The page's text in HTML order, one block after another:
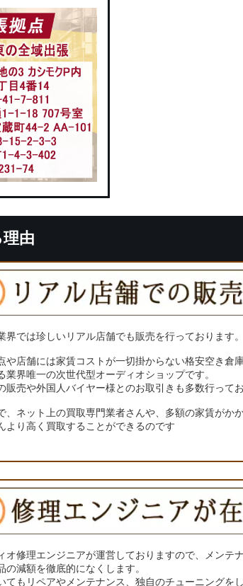
由
界では珍しいリアル店舗でも販売を行っております。
や店舗には家賃コストが一切掛からない格安空き倉
業界唯一の次世代型オーディオショップです。
販売や外国人バイヤー様とのお取引きも多数行ってお
、ネット上の買取専門業者さんや、多額の家賃がか
より高く買取することができるのです
オ修理エンジニアが運営しておりますので、メンテ
の減額を徹底的になくします。
てもリペアやメンテナンス、独自のチューニングを